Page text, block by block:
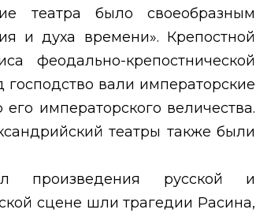
театра было своеобразным
и духа времени». Крепостной
феодально-крепостнической
вали императорские
императорского величества.
театры также были
произведения русской и
сцене шли трагедии Расина,